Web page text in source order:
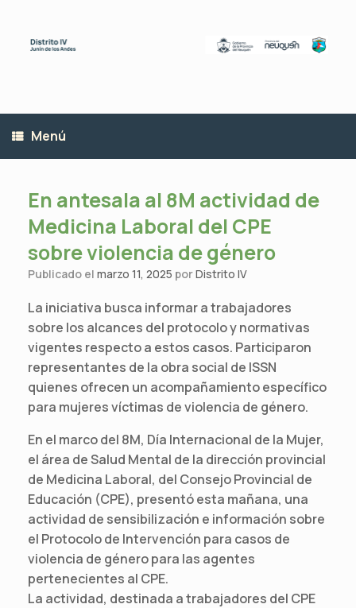
contenido
Menú
En antesala al 8M actividad de
Medicina Laboral del CPE
sobre violencia de género
Publicado el marzo 11, 2025 porDistrito IV
La iniciativa busca informar a trabajadores
sobre los alcances del protocolo y normativas
vigentes respecto a estos casos. Participaron
representantes de la obra social de ISSN
quienes ofrecen un acompañamiento específico
para mujeres víctimas de violencia de género.
En el marco del 8M, Día Internacional de la Mujer,
el área de Salud Mental de la dirección provincial
de Medicina Laboral, del Consejo Provincial de
Educación (CPE), presentó esta mañana, una
actividad de sensibilización e información sobre
el Protocolo de Intervención para casos de
violencia de género para las agentes
pertenecientes al CPE.
La actividad, destinada a trabajadores del CPE